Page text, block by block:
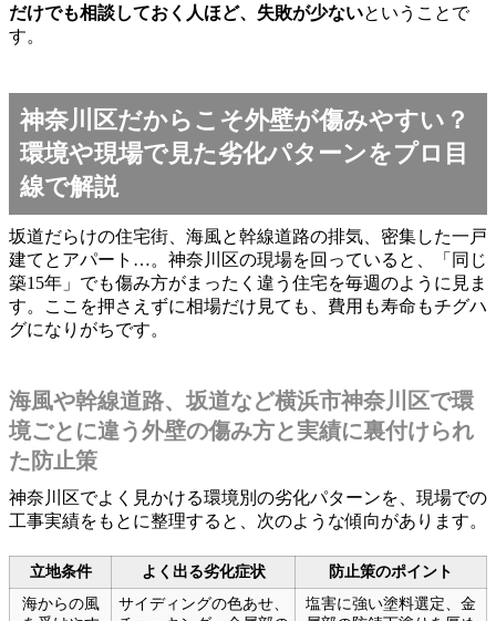
だけでも相談しておく人ほど、失敗が少ないということで
す。
神奈川区だからこそ外壁が傷みやすい？
環境や現場で見た劣化パターンをプロ目
線で解説
坂道だらけの住宅街、海風と幹線道路の排気、密集した一戸
建てとアパート…。神奈川区の現場を回っていると、「同じ
築15年」でも傷み方がまったく違う住宅を毎週のように見ま
す。ここを押さえずに相場だけ見ても、費用も寿命もチグハ
グになりがちです。
海風や幹線道路、坂道など横浜市神奈川区で環
境ごとに違う外壁の傷み方と実績に裏付けられ
た防止策
神奈川区でよく見かける環境別の劣化パターンを、現場での
工事実績をもとに整理すると、次のような傾向があります。
立地条件 よく出る劣化症状
防止策のポイント
海からの風
サイディングの色あせ、
塩害に強い塗料選定、金